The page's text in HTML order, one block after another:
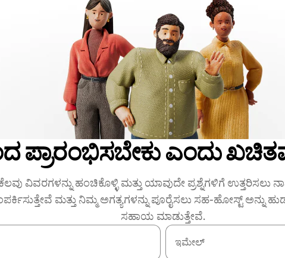
ಪ್ರಾರಂಭಿಸಬೇಕು ಎಂದು
ವಿವರಗಳನ್ನು ಹಂಚಿಕೊಳ್ಳಿ ಮತ್ತು ಯಾವುದೇ ಪ್ರಶ್ನೆಗಳಿಗೆ ಉತ್ತರಿಸಲು
ಮತ್ತು ನಿಮ್ಮ ಅಗತ್ಯಗಳನ್ನು ಪೂರೈಸಲು ಸಹ-ಹೋಸ್ಟ್ ಅನ್ನು
ಸಹಾಯ ಮಾಡುತ್ತೇವೆ.
ಇಮೇಲ್